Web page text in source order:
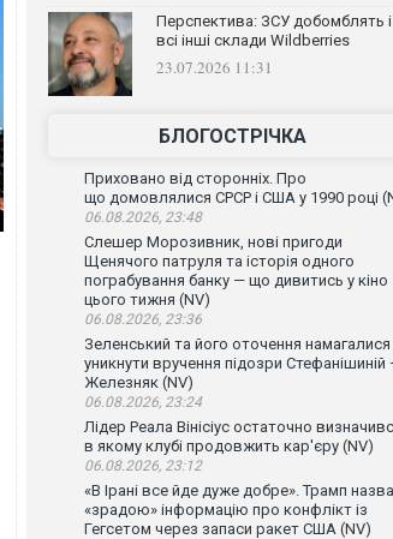
Перспектива: ЗСУ добомблять і
всі інші склади Wildberries
23.07.2026 11:31
БЛОГОСТРІЧКА
Приховано від сторонніх. Про
що домовлялися СРСР і США у 1990 році
06.08.2026, 23:48
Слешер Морозивник, нові пригоди
Щенячого патруля та історія одного
пограбування банку — що дивитись у кіно
цього тижня (NV)
06.08.2026, 23:36
Зеленський та його оточення намагалися
уникнути вручення підозри Стефанішиній
Железняк (NV)
06.08.2026, 23:24
Лідер Реала Вінісіус остаточно
в якому клубі продовжить кар'єру (NV)
06.08.2026, 23:12
«В Ірані все йде дуже добре». Трамп
«зрадою» інформацію про конфлікт із
Гегсетом через запаси ракет США (NV)